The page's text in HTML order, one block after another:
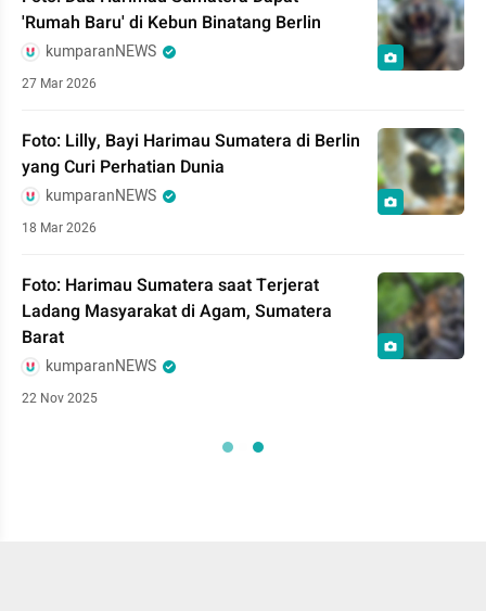
'Rumah Baru' di Kebun Binatang Berlin
kumparanNEWS
27 Mar 2026
Foto: Lilly, Bayi Harimau Sumatera di Berlin
yang Curi Perhatian Dunia
kumparanNEWS
18 Mar 2026
Foto: Harimau Sumatera saat Terjerat
Ladang Masyarakat di Agam, Sumatera
Barat
kumparanNEWS
22 Nov 2025